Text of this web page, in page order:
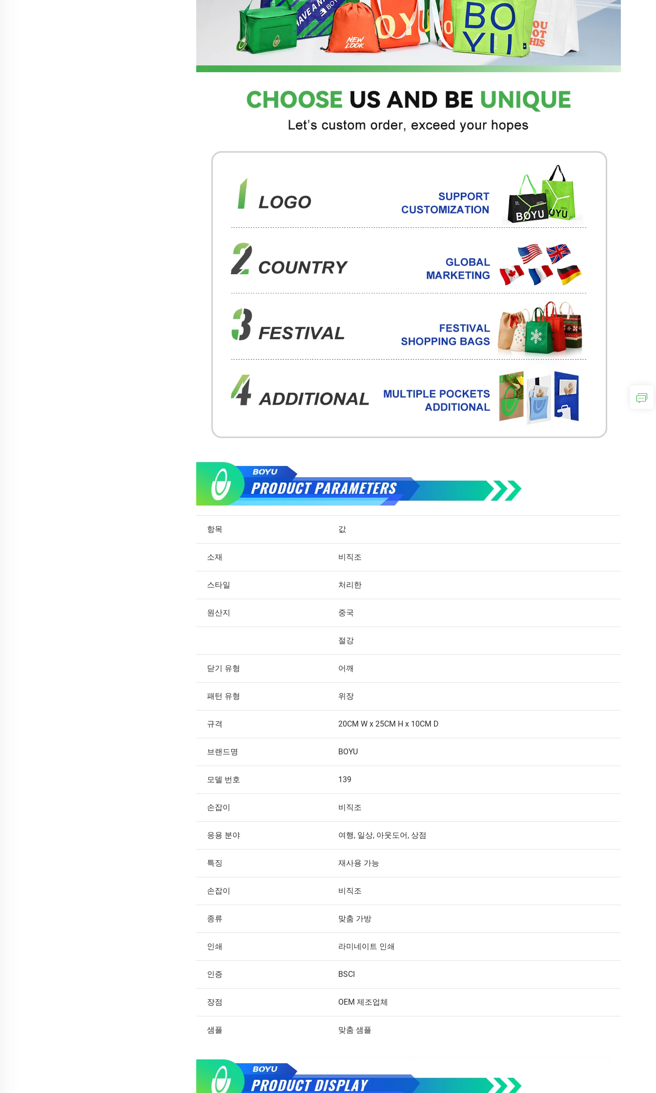
항목 값
소재 비직조
스타일 처리한
원산지 중국
절강
닫기 유형 어깨
패턴 유형 위장
규격 20CM W x 25CM H x 10CM D
브랜드명 BOYU
모델 번호 139
손잡이 비직조
응용 분야 여행, 일상, 아웃도어, 상점
특징 재사용 가능
손잡이 비직조
종류 맞춤 가방
인쇄 라미네이트 인쇄
인증 BSCI
장점 OEM 제조업체
샘플 맞춤 샘플